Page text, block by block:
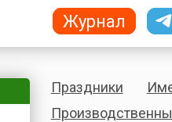
Праздники
Журнал